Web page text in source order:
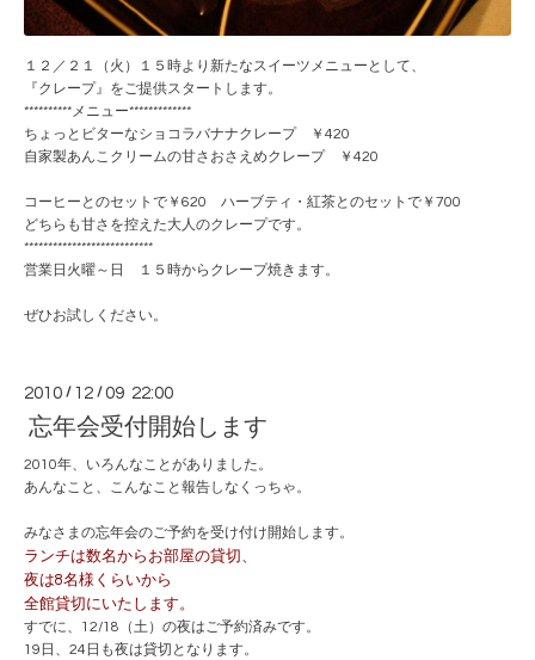
１２／２１（火）１５時より新たなスイーツメニューとして、
『クレープ』をご提供スタートします。
**********メニュー*************
ちょっとビターなショコラバナナクレープ ￥420
自家製あんこクリームの甘さおさえめクレープ ￥420
コーヒーとのセットで￥620 ハーブティ・紅茶とのセットで￥700
どちらも甘さを控えた大人のクレープです。
***************************
営業日火曜～日 １５時からクレープ焼きます。
ぜひお試しください。
2010 / 12 /09 22:00
忘年会受付開始します
2010年、いろんなことがありました。
あんなこと、こんなこと報告しなくっちゃ。
みなさまの忘年会のご予約を受け付け開始します。
ランチは数名からお部屋の貸切、
夜は8名様くらいから
全館貸切にいたします。
すでに、12/18（土）の夜はご予約済みです。
19日、24日も夜は貸切となります。